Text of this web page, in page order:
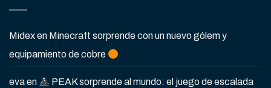
Midexen Minecraft sorprende con un nuevo gólem y
equipamiento de cobre
evaen
PEAK sorprende al mundo: el juego de escalada